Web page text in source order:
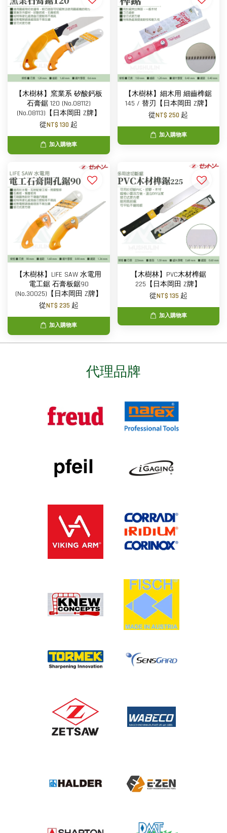
【木樹林】窯業系 矽酸鈣板
石膏鋸 120 (No.08112)
(No.08113)【日本岡田 Z牌】
從NT$ 130 起
加入購物車
【木樹林】細木用 細齒榫鋸
145 / 替刃【日本岡田 Z牌】
從NT$ 250 起
加入購物車
【木樹林】LIFE SAW 水電用
電工鋸 石膏板鋸90
(No.30025)【日本岡田 Z牌】
從NT$ 235 起
加入購物車
【木樹林】PVC木材榫鋸
225【日本岡田 Z牌】
從NT$ 135 起
加入購物車
代理品牌